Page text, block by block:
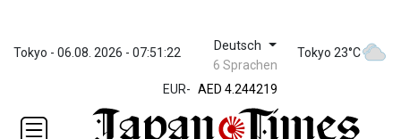
Tokyo - 06.08. 2026 - 07:51:22 Deutsch
6 Sprachen
Tokyo 23°C
EUR-
ZWL 372.08152
AED 4.244219
AED 4.244219
AFN 76.265188
ALL 93.244792